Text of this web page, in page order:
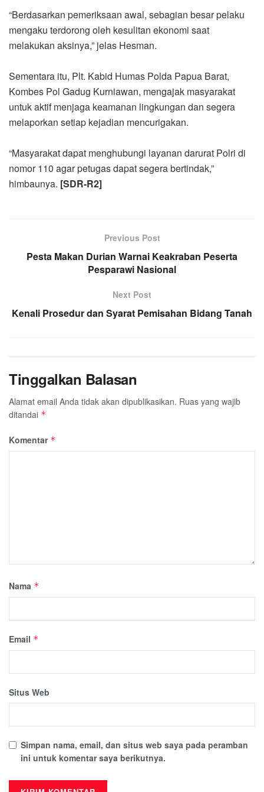
“Berdasarkan pemeriksaan awal, sebagian besar pelaku
mengaku terdorong oleh kesulitan ekonomi saat
melakukan aksinya,” jelas Hesman.
Sementara itu, Plt. Kabid Humas Polda Papua Barat,
Kombes Pol Gadug Kurniawan, mengajak masyarakat
untuk aktif menjaga keamanan lingkungan dan segera
melaporkan setiap kejadian mencurigakan.
“Masyarakat dapat menghubungi layanan darurat Polri di
nomor 110 agar petugas dapat segera bertindak,”
himbaunya. [SDR-R2]
Previous Post
Pesta Makan Durian Warnai Keakraban Peserta
Pesparawi Nasional
Next Post
Kenali Prosedur dan Syarat Pemisahan Bidang Tanah
Tinggalkan Balasan
Alamat email Anda tidak akan dipublikasikan. Ruas yang wajib
ditandai *
Komentar *
Nama *
Email *
Situs Web
Simpan nama, email, dan situs web saya pada peramban
ini untuk komentar saya berikutnya.